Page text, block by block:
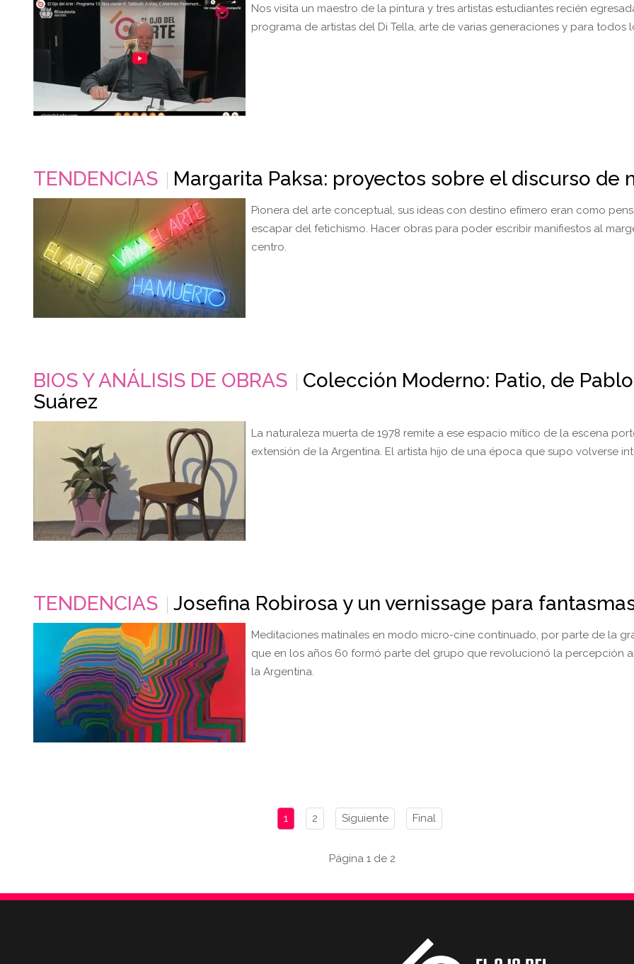
Nos visita un maestro de la pintura y tres artistas estudiantes recién
programa de artistas del Di Tella, arte de varias generaciones y para todos
TENDENCIAS Margarita Paksa: proyectos sobre el discurso de
Pionera del arte conceptual, sus ideas con destino efímero eran como
escapar del fetichismo. Hacer obras para poder escribir manifiestos al
centro.
BIOS Y ANÁLISIS DE OBRAS
Colección Moderno: Patio, de Pablo
Suárez
La naturaleza muerta de 1978 remite a ese espacio mítico de la escena
extensión de la Argentina. El artista hijo de una época que supo volverse
TENDENCIAS Josefina Robirosa y un vernissage para
Meditaciones matinales en modo micro-cine continuado, por parte de la
que en los años 60 formó parte del grupo que revolucionó la percepción
la Argentina.
1 2 Siguiente Final
Página 1 de 2